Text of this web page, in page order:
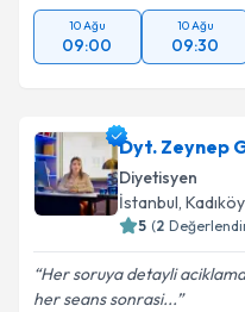
10 Ağu
09:00
10 Ağu
09:30
Dyt. Zeynep
Diyetisyen
İstanbul, Kadıköy
5 (2
Her soruya detayli
her seans sonrasi...